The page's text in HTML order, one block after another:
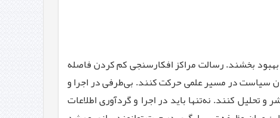
بخشند. رسالت مراکز افکارسنجی کم کردن فاصله
سیاست در مسیر علمی حرکت کنند. بی‌طرفی در اجرا و
کنند. نه‌تنها باید در اجرا و گردآوری اطلاعات